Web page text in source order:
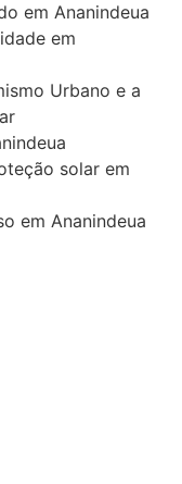
em Ananindeua
em
Urbano e a
solar em
em Ananindeua